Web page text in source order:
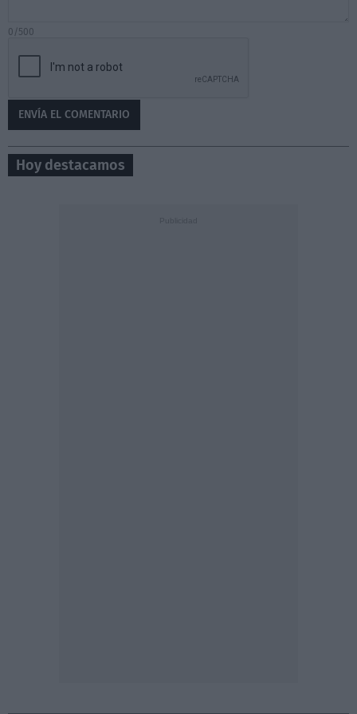
0/500
Hoy destacamos